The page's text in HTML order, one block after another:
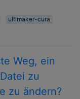
ultimaker-cura
Weg, ein
zu
zu ändern?